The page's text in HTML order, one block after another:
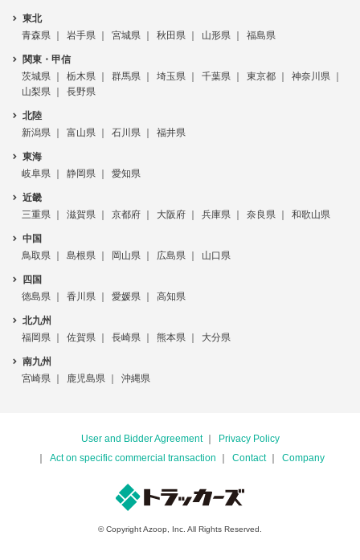
東北
青森県
岩手県 宮城県 秋田県 山形県 福島県
関東・甲信
茨城県
栃木県 群馬県 埼玉県 千葉県 東京都
神奈川県
山梨県
長野県
北陸
新潟県
富山県 石川県 福井県
東海
岐阜県
静岡県 愛知県
近畿
三重県
滋賀県 京都府 大阪府 兵庫県 奈良県 和歌山県
中国
鳥取県
島根県 岡山県 広島県 山口県
四国
徳島県
香川県 愛媛県 高知県
北九州
福岡県
佐賀県 長崎県 熊本県 大分県
南九州
宮崎県
鹿児島県 沖縄県
User and Bidder Agreement
Privacy Policy
Act on specific commercial transaction
Contact Company
© Copyright Azoop, Inc. All Rights Reserved.